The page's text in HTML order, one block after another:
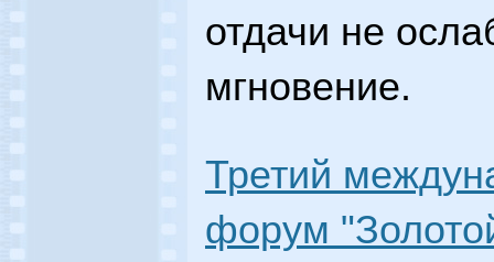
отдачи не
мгновение.
Третий
форум